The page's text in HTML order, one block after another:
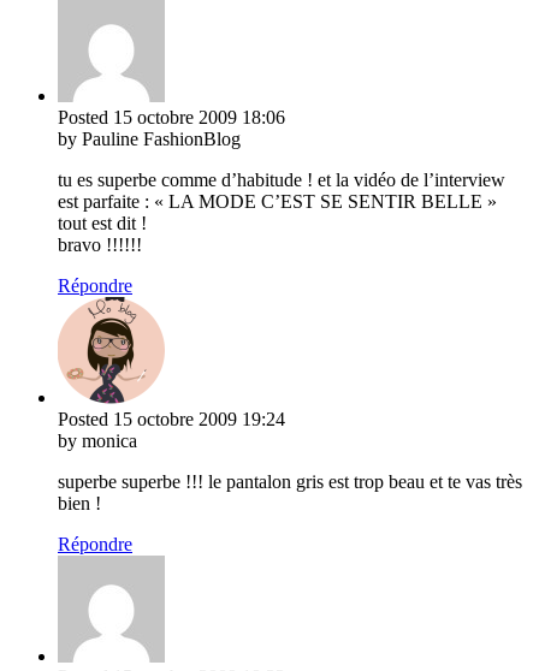
Posted 15 octobre 2009 18:06
by Pauline FashionBlog
tu es superbe comme d’habitude ! et la vidéo de l’interview
est parfaite : « LA MODE C’EST SE SENTIR BELLE »
tout est dit !
bravo !!!!!!
Répondre
Posted 15 octobre 2009 19:24
by monica
superbe superbe !!! le pantalon gris est trop beau et te vas très
bien !
Répondre